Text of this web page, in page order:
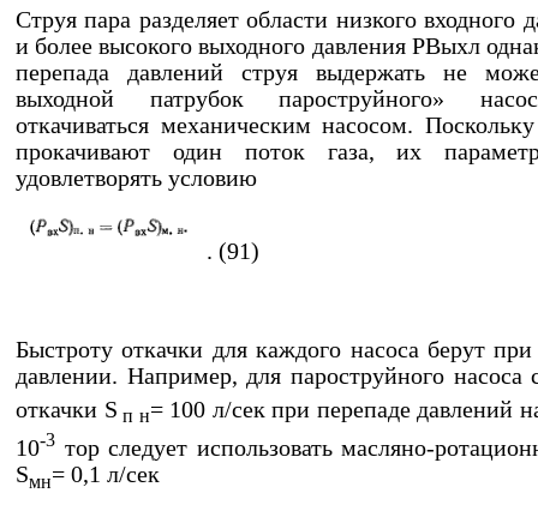
Струя пара разделяет области низкого входного
и более высокого выходного давления РВыхл
перепада давлений струя выдержать не
выходной патрубок пароструйного»
откачиваться механическим насосом.
прокачивают один поток газа, их
удовлетворять условию
. (91)
Быстроту откачки для каждого насоса берут
давлении. Например, для пароструйного насоса
откачки S п н= 100 л/сек при перепаде давлений
10-3 тор следует использовать масляно-
Sмн= 0,1 л/сек